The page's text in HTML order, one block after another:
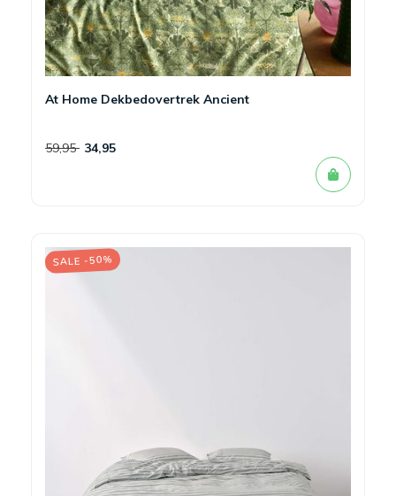
At Home Dekbedovertrek Ancient
59,95 34,95
SALE -50%